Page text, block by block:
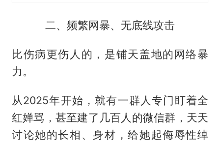
二、频繁网暴、无底线攻击
比伤病更伤人的，是铺天盖地的网络暴
力。
从2025年开始，就有一群人专门盯着全
红婵骂，甚至建了几百人的微信群，天天
讨论她的长相、身材，给她起侮辱性绰